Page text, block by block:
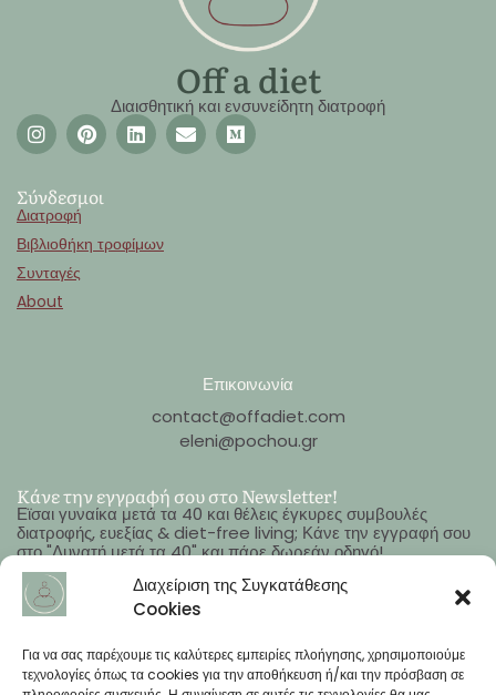
Διαχείριση της Συγκατάθεσης
Cookies
Για να σας παρέχουμε τις καλύτερες εμπειρίες πλοήγησης, χρησιμοποιούμε
τεχνολογίες όπως τα cookies για την αποθήκευση ή/και την πρόσβαση σε
Off a diet
Διαισθητική και ενσυνείδητη διατροφή
Σύνδεσμοι
Διατροφή
Βιβλιοθήκη τροφίμων
Συνταγές
About
Επικοινωνία
contact@offadiet.com
eleni@pochou.gr
Κάνε την εγγραφή σου στο Newsletter!
Εϊσαι γυναίκα μετά τα 40 και θέλεις έγκυρες συμβουλές
διατροφής, ευεξίας & diet-free living; Κάνε την εγγραφή σου
στο "Δυνατή μετά τα 40" και πάρε δωρεάν οδηγό!
Όνομα